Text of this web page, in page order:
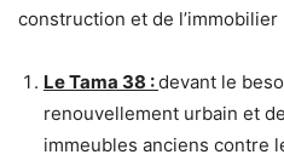
construction et de l’immobilier
Le Tama 38 :devant le
renouvellement urbain et
immeubles anciens contre